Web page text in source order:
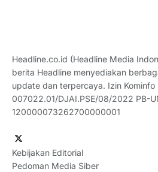
Headline.co.id (Headline Media
berita Headline menyediakan
update dan terpercaya. Izin Kominfo
007022.01/DJAI.PSE/08/2022 PB-
120000073262700000001
Kebijakan Editorial
Pedoman Media Siber